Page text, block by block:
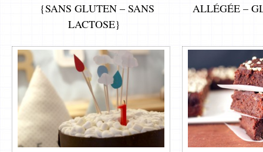
{SANS GLUTEN – SANS
LACTOSE}
ALLÉGÉE –